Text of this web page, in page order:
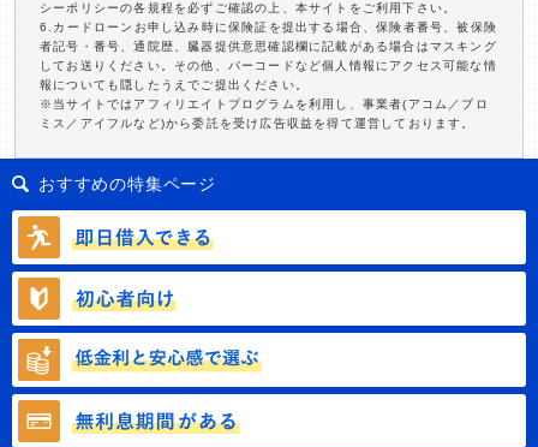
シーポリシーの各規程を必ずご確認の上、本サイトをご利用下さい。
6.カードローンお申し込み時に保険証を提出する場合、保険者番号、被保険
者記号・番号、通院歴、臓器提供意思確認欄に記載がある場合はマスキング
してお送りください。その他、バーコードなど個人情報にアクセス可能な情
報についても隠したうえでご提出ください。
※当サイトではアフィリエイトプログラムを利用し、事業者(アコム／プロ
ミス／アイフルなど)から委託を受け広告収益を得て運営しております。
おすすめの特集ページ